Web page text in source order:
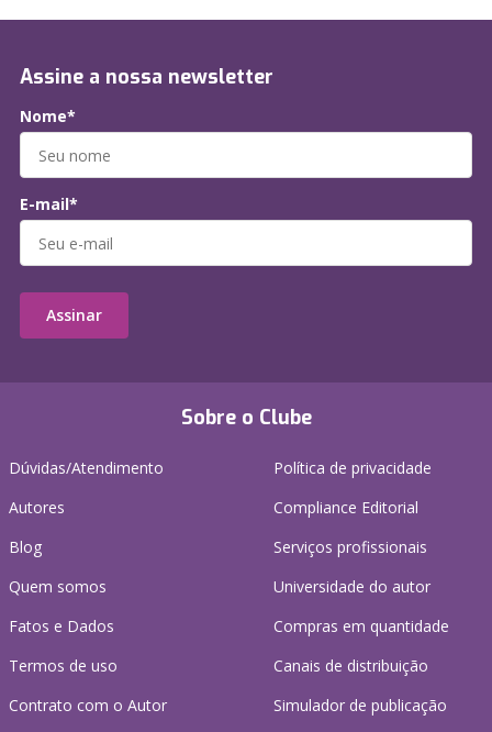
Sobre o Clube
Dúvidas/Atendimento
Autores
Blog
Quem somos
Fatos e Dados
Termos de uso
Contrato com o Autor
Política de privacidade
Compliance Editorial
Serviços profissionais
Universidade do autor
Compras em quantidade
Canais de distribuição
Simulador de publicação
Assine a nossa newsletter
Nome*
E-mail*
Assinar